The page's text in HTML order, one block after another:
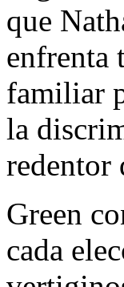
que
enfrenta
familiar
la
redentor
Green
cada